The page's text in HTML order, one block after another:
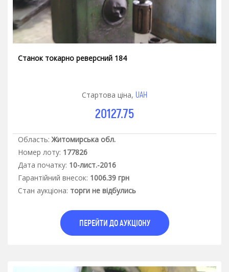
Станок токарно реверсний 184
Стартова ціна, UAH
20127.75
Область: Житомирська обл.
Номер лоту: 177826
Дата початку: 10-лист.-2016
Гарантiйний внесок: 1006.39 грн
Стан аукцiона: торги не відбулись
ПЕРЕЙТИ ДО АУКЦІОНУ